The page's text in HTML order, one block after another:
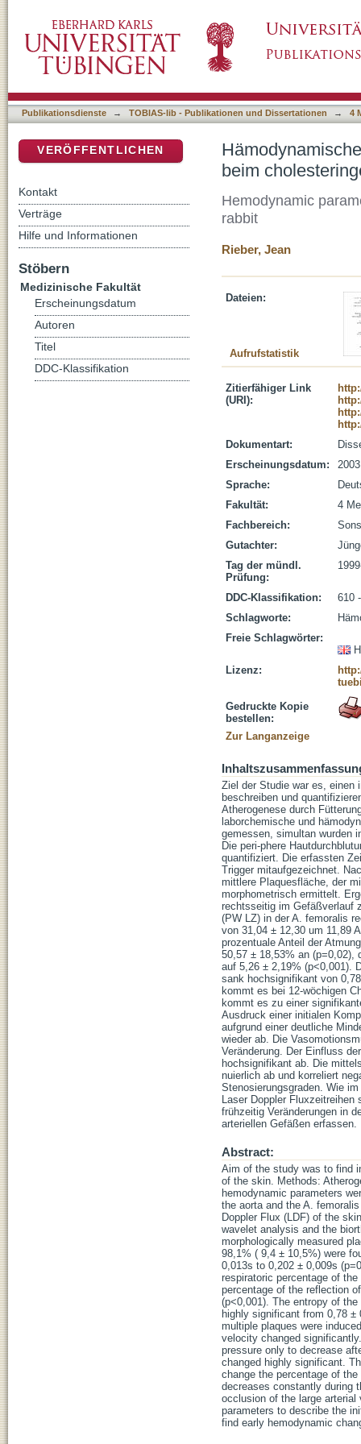
Kaninchen
Publikationsdienste → TOBIAS-lib - Publikationen und Dissertationen → 4
beim
Hemodynamic
rabbit
Rieber, Jean
Dateien:
Aufrufstatistik
Zitierfähiger Link
(URI):
Dokumentart:
Erscheinungsdatum:
2003
Sprache:
Fakultät:
4
Fachbereich:
Gutachter:
Tag der mündl.
Prüfung:
DDC-Klassifikation:
610
Schlagworte:
Freie Schlagwörter:
Lizenz:
Gedruckte Kopie
bestellen:
Zur Langanzeige
Ziel der Studie war es, einen
beschreiben und
Atherogenese durch
laborchemische und
gemessen, simultan wurden
Die peri-phere
quantifiziert. Die erfassten
Trigger mitaufgezeichnet.
mittlere Plaquesfläche, der
morphometrisch ermittelt.
rechtsseitig im Gefäßverlauf
(PW LZ) in der A. femoralis
von 31,04 ± 12,30 um 11,89
prozentuale Anteil der
50,57 ± 18,53% an (p=0,02),
auf 5,26 ± 2,19% (p<0,001).
sank hochsignifikant von
kommt es bei 12-wöchigen
kommt es zu einer
Ausdruck einer initialen
aufgrund einer deutliche
wieder ab. Die
Veränderung. Der Einfluss
hochsignifikant ab. Die
nuierlich ab und korreliert
Stenosierungsgraden. Wie
Laser Doppler
frühzeitig Veränderungen in
arteriellen Gefäßen erfassen.
Abstract:
Aim of the study was to find
of the skin. Methods:
hemodynamic parameters
the aorta and the A.
Doppler Flux (LDF) of the
wavelet analysis and the
morphologically measured
98,1% ( 9,4 ± 10,5%) were
0,013s to 0,202 ± 0,009s
respiratoric percentage of
percentage of the reflection
(p<0,001). The entropy of
highly significant from 0,78
multiple plaques were
velocity changed
pressure only to decrease
changed highly significant.
change the percentage of
decreases constantly during
occlusion of the large
parameters to describe the
find early hemodynamic
VERÖFFENTLICHEN
Kontakt
Verträge
Hilfe und Informationen
Stöbern
Medizinische Fakultät
Erscheinungsdatum
Autoren
Titel
DDC-Klassifikation